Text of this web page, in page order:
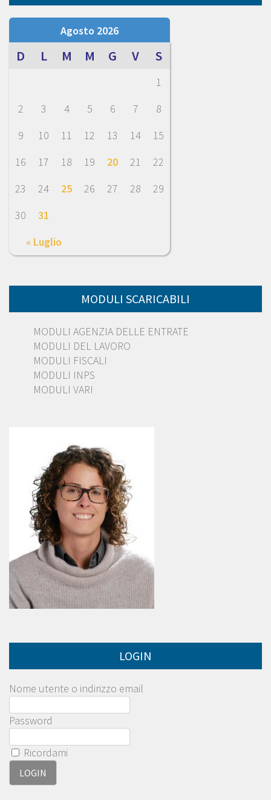
Agosto 2026
D L M M G V S
« Luglio
1
2
3 4 5 6 7
8
9
10 11 12 13 14
15
16
17 18 19 20 21
22
23
24 25 26 27 28
29
30
31
MODULI SCARICABILI
MODULI AGENZIA DELLE ENTRATE
MODULI DEL LAVORO
MODULI FISCALI
MODULI INPS
MODULI VARI
LOGIN
Nome utente o indirizzo email
Password
Ricordami